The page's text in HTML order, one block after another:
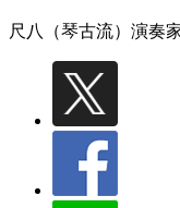
尺八（琴古流）演奏